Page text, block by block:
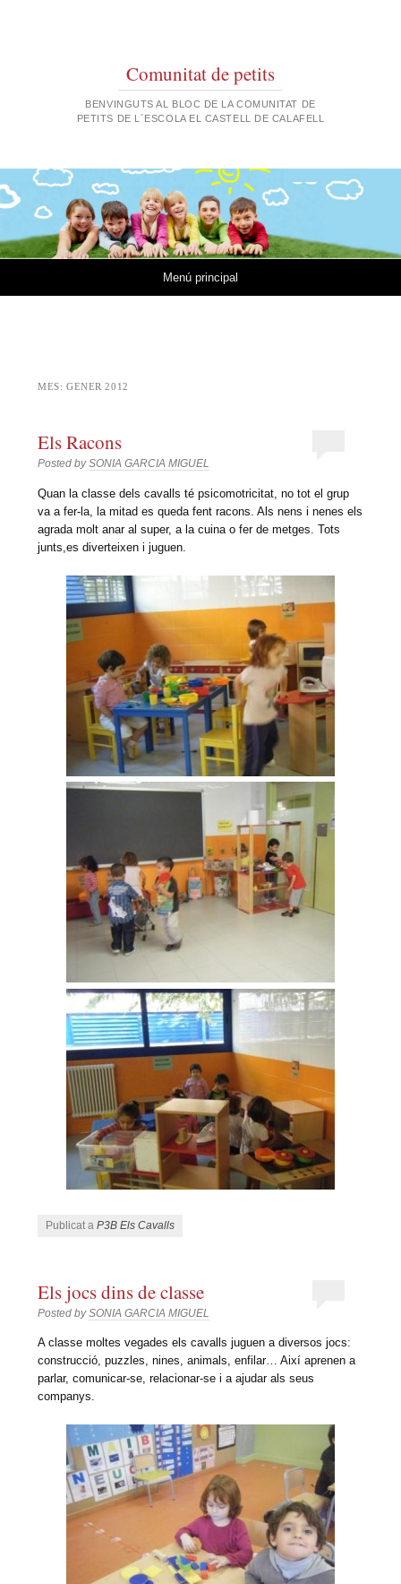
Comunitat de petits
BENVINGUTS AL BLOC DE LA COMUNITAT DE
PETITS DE L´ESCOLA EL CASTELL DE CALAFELL
Menú principal
MES:GENER 2012
Els Racons
Posted bySONIA GARCIA MIGUEL
Quan la classe dels cavalls té psicomotricitat, no tot el grup
va a fer-la, la mitad es queda fent racons. Als nens i nenes els
agrada molt anar al super, a la cuina o fer de metges. Tots
junts,es diverteixen i juguen.
Publicat aP3B Els Cavalls
Els jocs dins de classe
Posted bySONIA GARCIA MIGUEL
A classe moltes vegades els cavalls juguen a diversos jocs:
construcció, puzzles, nines, animals, enfilar… Així aprenen a
parlar, comunicar-se, relacionar-se i a ajudar als seus
companys.